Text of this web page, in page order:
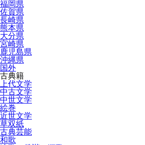
福岡県
佐賀県
長崎県
熊本県
大分県
宮崎県
鹿児島県
沖縄県
国外
古典籍
上代文学
中古文学
中世文学
絵巻
近世文学
草双紙
古典芸能
和歌